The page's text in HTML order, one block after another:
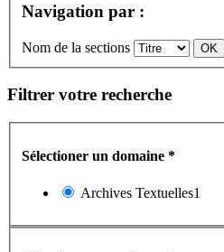
Navigation par :
Nom de la sections
Filtrer votre recherche
Sélectioner un domaine *
Archives Textuelles1